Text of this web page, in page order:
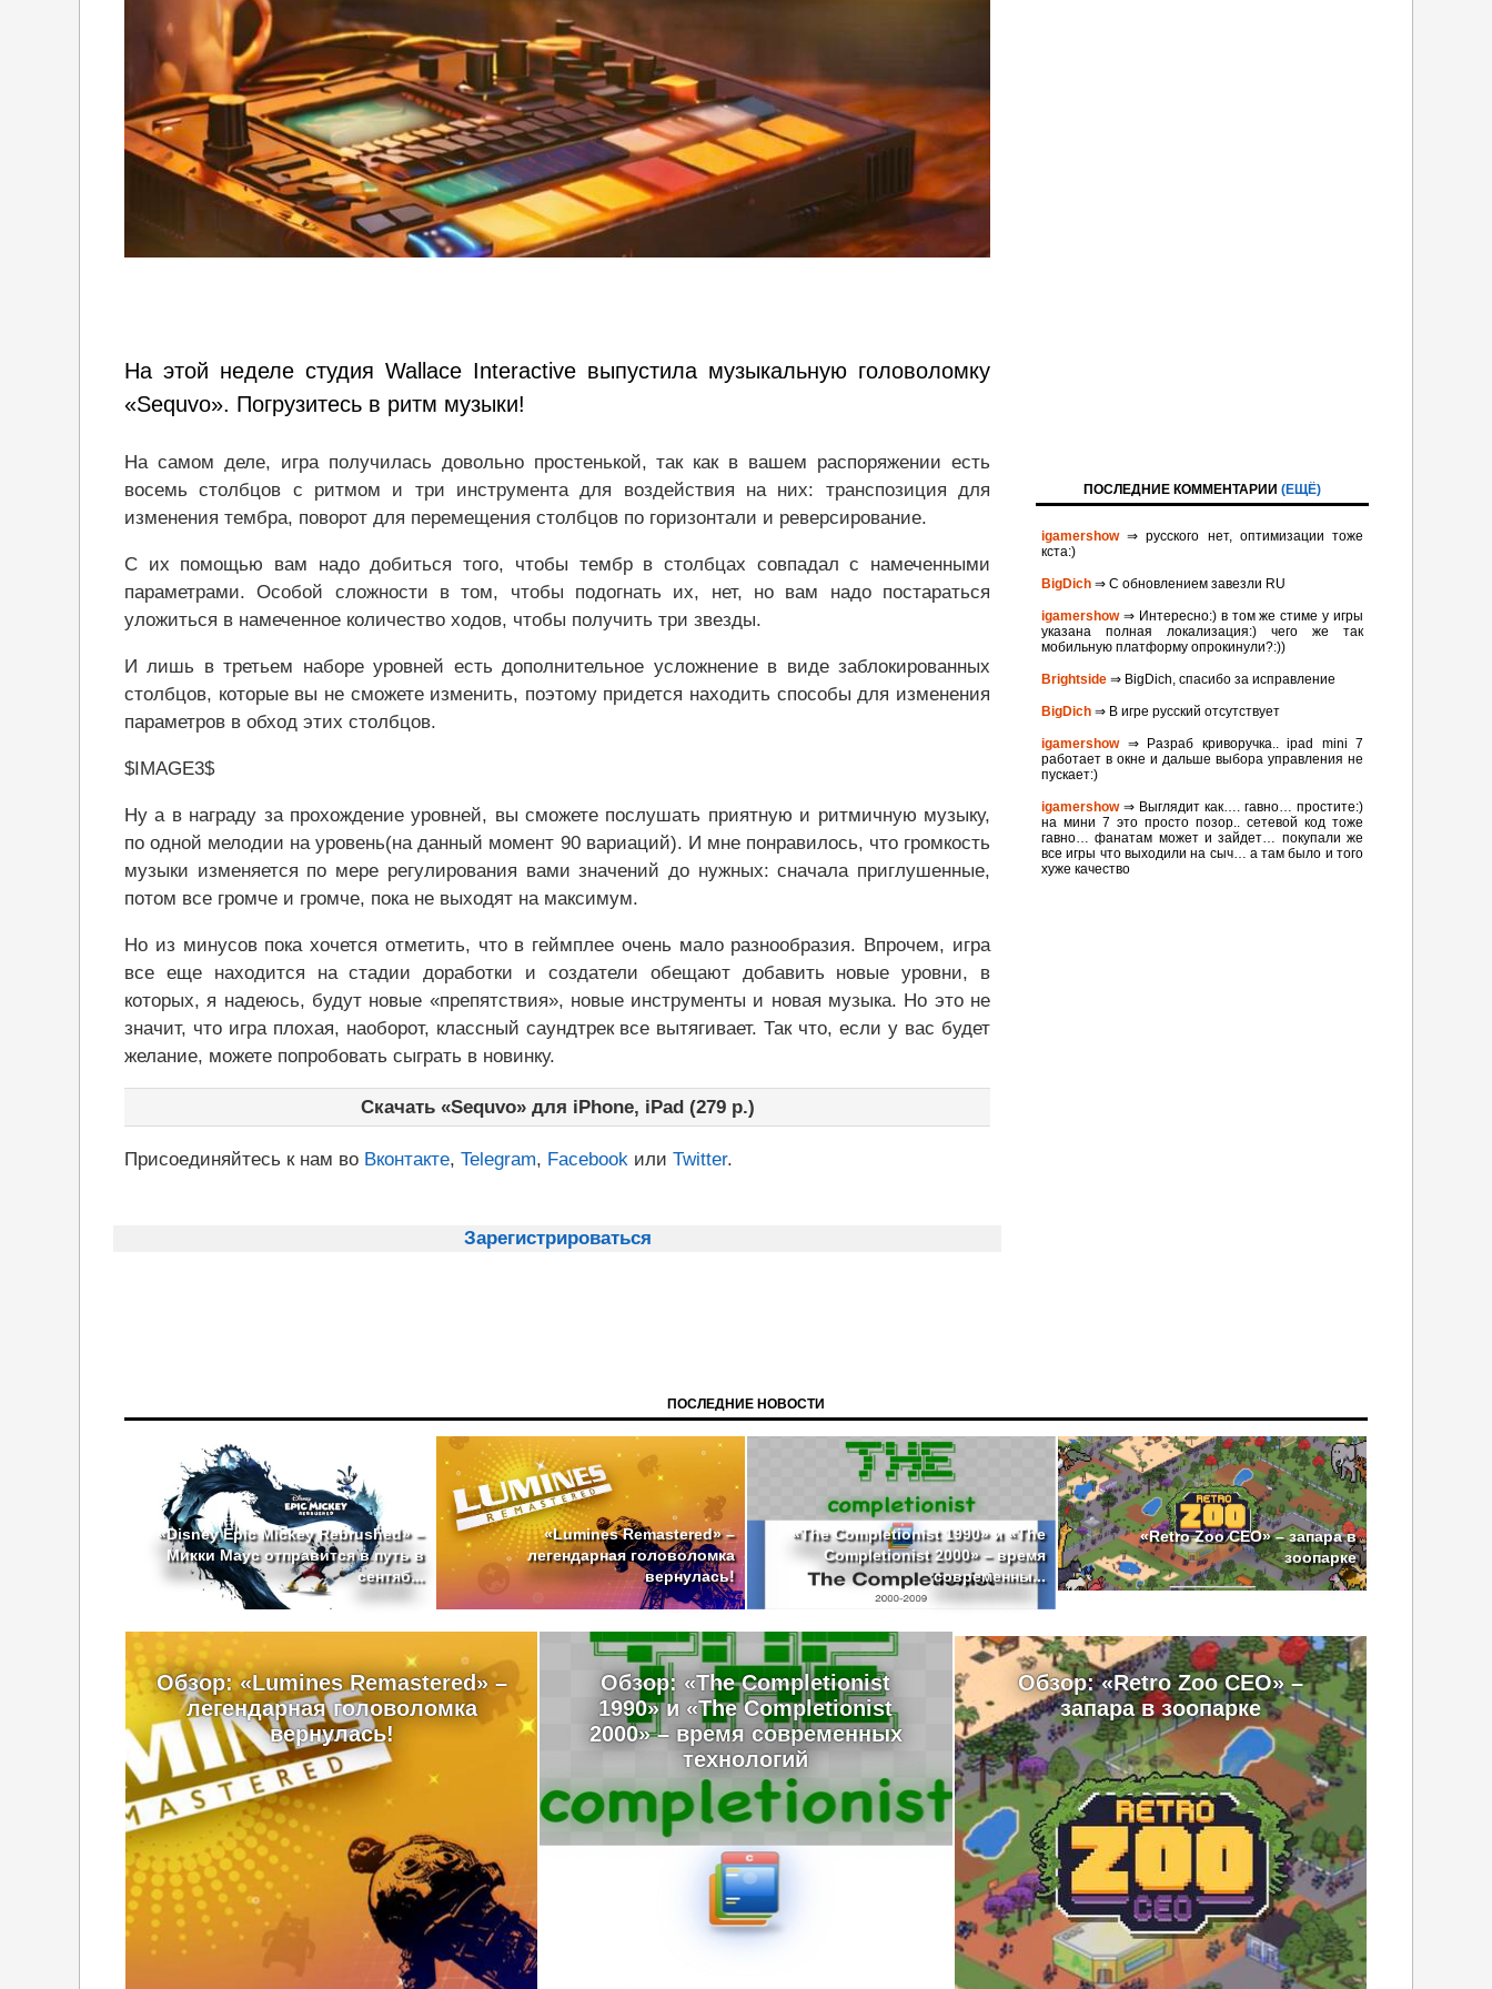
На этой неделе студия Wallace Interactive выпустила музыкальную головоломку
«Sequvo». Погрузитесь в ритм музыки!
На самом деле, игра получилась довольно простенькой, так как в вашем распоряжении есть
восемь столбцов с ритмом и три инструмента для воздействия на них: транспозиция для
изменения тембра, поворот для перемещения столбцов по горизонтали и реверсирование.
С их помощью вам надо добиться того, чтобы тембр в столбцах совпадал с намеченными
параметрами. Особой сложности в том, чтобы подогнать их, нет, но вам надо постараться
уложиться в намеченное количество ходов, чтобы получить три звезды.
И лишь в третьем наборе уровней есть дополнительное усложнение в виде заблокированных
столбцов, которые вы не сможете изменить, поэтому придется находить способы для изменения
параметров в обход этих столбцов.
$IMAGE3$
Ну а в награду за прохождение уровней, вы сможете послушать приятную и ритмичную музыку,
по одной мелодии на уровень(на данный момент 90 вариаций). И мне понравилось, что громкость
музыки изменяется по мере регулирования вами значений до нужных: сначала приглушенные,
потом все громче и громче, пока не выходят на максимум.
Но из минусов пока хочется отметить, что в геймплее очень мало разнообразия. Впрочем, игра
все еще находится на стадии доработки и создатели обещают добавить новые уровни, в
которых, я надеюсь, будут новые «препятствия», новые инструменты и новая музыка. Но это не
значит, что игра плохая, наоборот, классный саундтрек все вытягивает. Так что, если у вас будет
желание, можете попробовать сыграть в новинку.
Скачать «Sequvo» для iPhone, iPad (279 р.)
Присоединяйтесь к нам во Вконтакте, Telegram, Facebook или Twitter.
Зарегистрироваться
ПОСЛЕДНИЕ КОММЕНТАРИИ (ЕЩЁ)
igamershow⇒ русского нет, оптимизации тоже
кста:)
BigDich ⇒ С обновлением завезли RU
igamershow⇒ Интересно:) в том же стиме у игры
указана полная локализация:) чего же так
мобильную платформу опрокинули?:))
Brightside ⇒ BigDich, спасибо за исправление
BigDich ⇒ В игре русский отсутствует
igamershow⇒ Разраб криворучка.. ipad mini 7
работает в окне и дальше выбора управления не
пускает:)
igamershow⇒ Выглядит как…. гавно… простите:)
на мини 7 это просто позор.. сетевой код тоже
гавно… фанатам может и зайдет… покупали же
все игры что выходили на сыч… а там было и того
хуже качество
ПОСЛЕДНИЕ НОВОСТИ
«Disney Epic Mickey Rebrushed» –
Микки Маус отправится в путь в
сентяб...
«Lumines Remastered» –
легендарная головоломка
вернулась!
«The Completionist 1990» и «The
Completionist 2000» – время
современны...
«Retro Zoo CEO» – запара в
зоопарке
Обзор: «Lumines Remastered» –
легендарная головоломка
вернулась!
Обзор: «The Completionist
1990» и «The Completionist
2000» – время современных
технологий
Обзор: «Retro Zoo CEO» –
запара в зоопарке